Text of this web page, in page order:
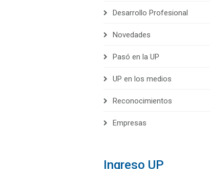
Desarrollo Profesional
Novedades
Pasó en la UP
UP en los medios
Reconocimientos
Empresas
Ingreso UP